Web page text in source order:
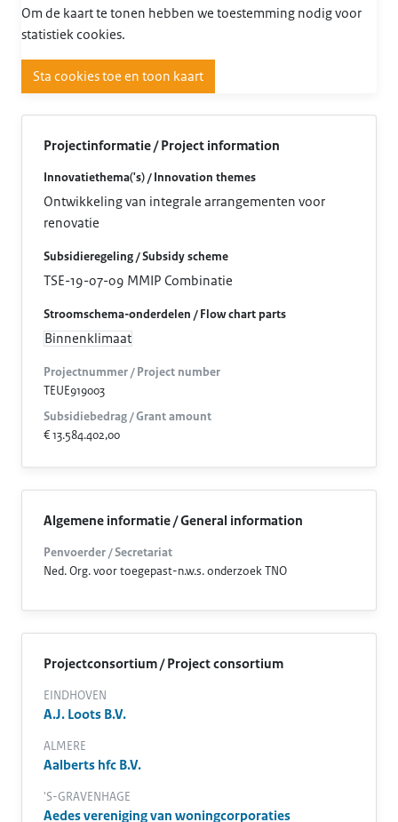
Om de kaart te tonen hebben we toestemming nodig voor
statistiek cookies.
Sta cookies toe en toon kaart
Projectinformatie / Project information
Innovatiethema('s) / Innovation themes
Ontwikkeling van integrale arrangementen voor
renovatie
Subsidieregeling / Subsidy scheme
TSE-19-07-09 MMIP Combinatie
Stroomschema-onderdelen / Flow chart parts
Binnenklimaat
Projectnummer / Project number
TEUE919003
Subsidiebedrag / Grant amount
€ 13.584.402,00
Algemene informatie / General information
Penvoerder / Secretariat
Ned. Org. voor toegepast-n.w.s. onderzoek TNO
Projectconsortium / Project consortium
EINDHOVEN
A.J. Loots B.V.
ALMERE
Aalberts hfc B.V.
'S-GRAVENHAGE
Aedes vereniging van woningcorporaties